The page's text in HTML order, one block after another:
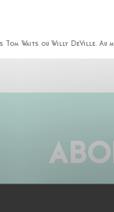
Tom Waits ou Willy